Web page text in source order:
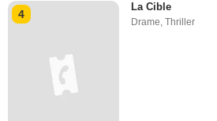
4
La Cible
Drame,Thriller